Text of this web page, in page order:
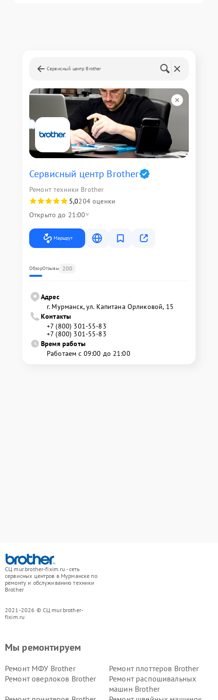
Сервисный центр Brother
Сервисный центр Brother
Ремонт техники Brother
5,0204 оценки
Открыто до 21:00
Маршрут
ОбзорОтзывы 200
Адрес
г. Мурманск, ул. Капитана Орликовой, 15
Контакты
+7 (800) 301-55-83
+7 (800) 301-55-83
Время работы
Работаем с 09:00 до 21:00
СЦ mur.brother-fixim.ru - сеть
сервисных центров в Мурманске по
ремонту и обслуживанию техники
Brother
2021-2026 © СЦ mur.brother-
fixim.ru
Мы ремонтируем
Ремонт МФУ Brother
Ремонт плоттеров Brother
Ремонт оверлоков Brother
Ремонт распошивальных
машин Brother